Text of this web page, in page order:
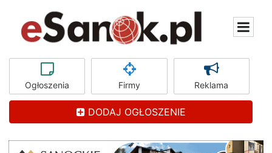
Ogłoszenia Firmy Reklama
DODAJ OGŁOSZENIE